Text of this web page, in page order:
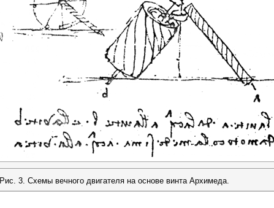
Рис. 3. Схемы вечного двигателя на основе винта Архимеда.